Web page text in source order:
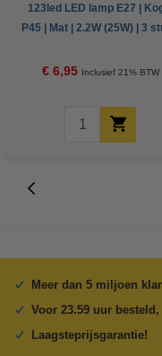
123led LED lamp E27 |
P45 | Mat | 2.2W (25W) | 3
€ 6,95 Inclusief 21% BTW
Meer dan 5 miljoen
Voor 23.59 uur
Laagsteprijsgarantie!